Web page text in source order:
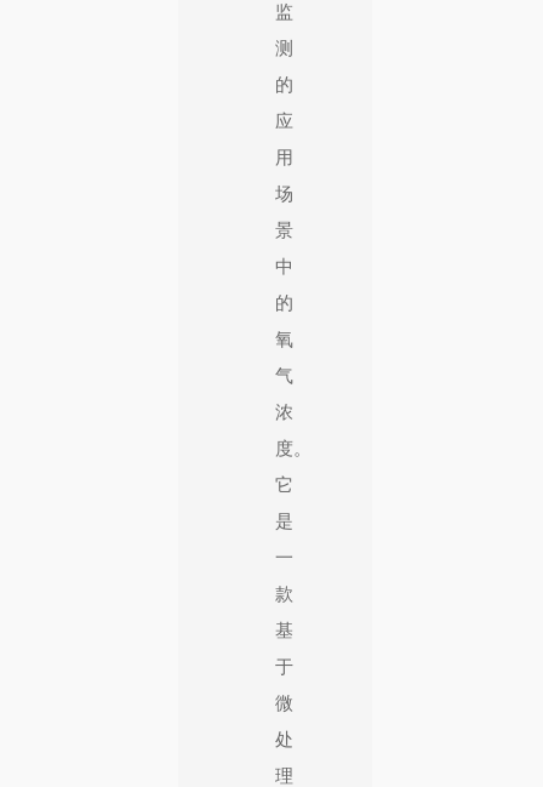
监
测
的
应
用
场
景
中
的
氧
气
浓
度。
它
是
一
款
基
于
微
处
理